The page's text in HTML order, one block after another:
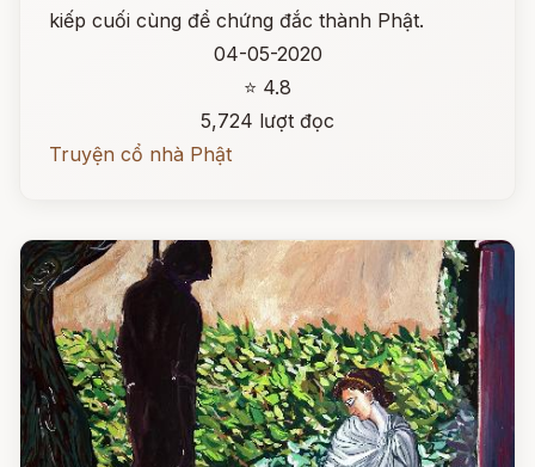
kiếp cuối cùng để chứng đắc thành Phật.
04-05-2020
⭐ 4.8
5,724 lượt đọc
Truyện cổ nhà Phật